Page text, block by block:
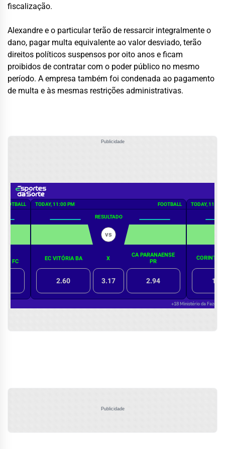
fiscalização.
Alexandre e o particular terão de ressarcir integralmente o
dano, pagar multa equivalente ao valor desviado, terão
direitos políticos suspensos por oito anos e ficam
proibidos de contratar com o poder público no mesmo
período. A empresa também foi condenada ao pagamento
de multa e às mesmas restrições administrativas.
Publicidade
Publicidade